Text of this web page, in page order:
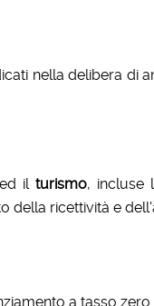
nella delibera di
il turismo, incluse
della ricettività e
a tasso zero